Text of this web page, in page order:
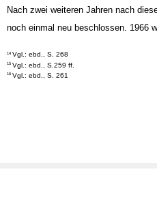
Beaufsichtigungen der Heime,
Nach zwei weiteren Jahren nach
14 Vgl.: ebd., S. 268
15 Vgl.: ebd., S.259 ff.